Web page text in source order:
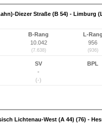
Diezer Straße (B 54) - Limburg
B-Rang
10.042
(7.638)
L-Rang
956
(936)
SV
-
(-)
BPL
Lichtenau-West (A 44) (76) -